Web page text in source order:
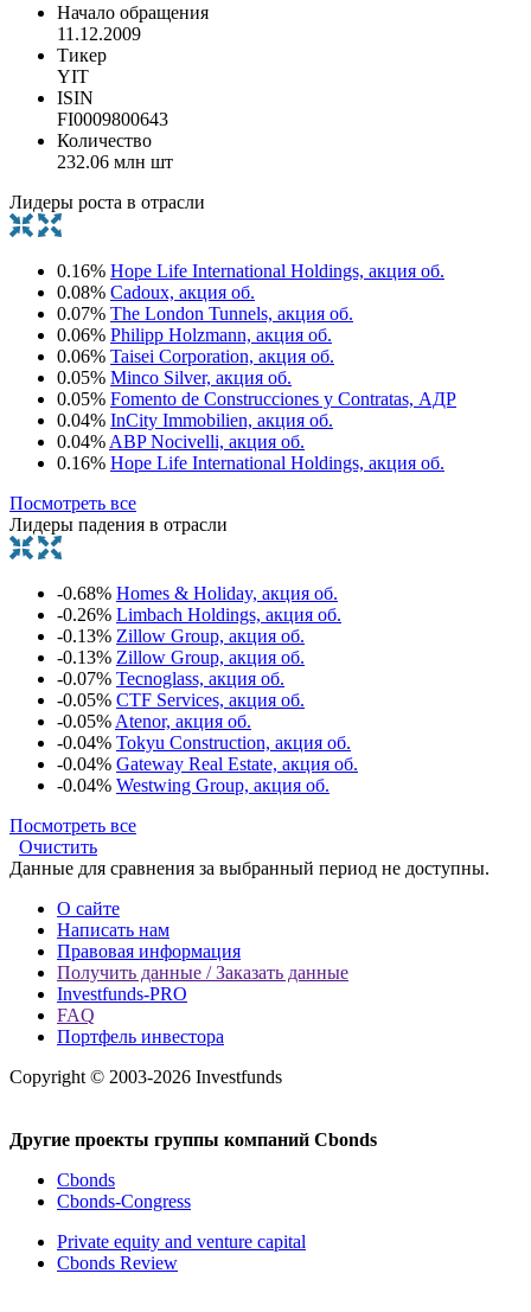
Начало обращения
11.12.2009
Тикер
YIT
ISIN
FI0009800643
Количество
232.06 млн шт
Лидеры роста в отрасли
0.16% Hope Life International Holdings, акция об.
0.08% Cadoux, акция об.
0.07% The London Tunnels, акция об.
0.06% Philipp Holzmann, акция об.
0.06% Taisei Corporation, акция об.
0.05% Minco Silver, акция об.
0.05% Fomento de Construcciones y Contratas, АДР
0.04% InCity Immobilien, акция об.
0.04% ABP Nocivelli, акция об.
0.16% Hope Life International Holdings, акция об.
Посмотреть все
Лидеры падения в отрасли
-0.68% Homes & Holiday, акция об.
-0.26% Limbach Holdings, акция об.
-0.13% Zillow Group, акция об.
-0.13% Zillow Group, акция об.
-0.07% Tecnoglass, акция об.
-0.05% CTF Services, акция об.
-0.05% Atenor, акция об.
-0.04% Tokyu Construction, акция об.
-0.04% Gateway Real Estate, акция об.
-0.04% Westwing Group, акция об.
Посмотреть все
Очистить
Данные для сравнения за выбранный период не доступны.
О сайте
Написать нам
Правовая информация
Получить данные / Заказать данные
Investfunds-PRO
FAQ
Портфель инвестора
Copyright © 2003-2026 Investfunds
Другие проекты группы компаний Cbonds
Cbonds
Cbonds-Congress
Private equity and venture capital
Cbonds Review